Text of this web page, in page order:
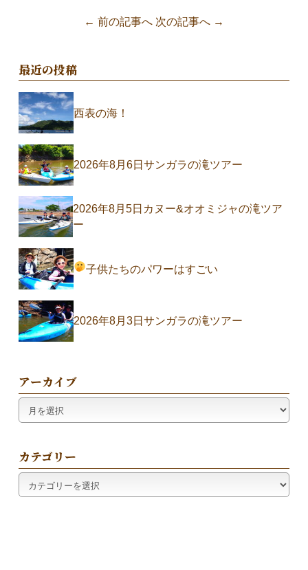
最近の投稿
西表の海！
2026年8月6日サンガラの滝ツアー
2026年8月5日カヌー&オオミジャの滝ツア
ー
子供たちのパワーはすごい
2026年8月3日サンガラの滝ツアー
アーカイブ
ー
イ
ブ
カテゴリー
テ
← 前の記事へ 次の記事へ →